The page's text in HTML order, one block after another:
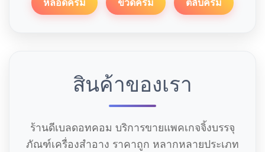
สินค้าของเรา
ร้านดีเบลดอทคอม บริการขายแพคเกจจิ้งบรรจุ
ภัณฑ์เครื่องสำอาง ราคาถูก หลากหลายประเภท